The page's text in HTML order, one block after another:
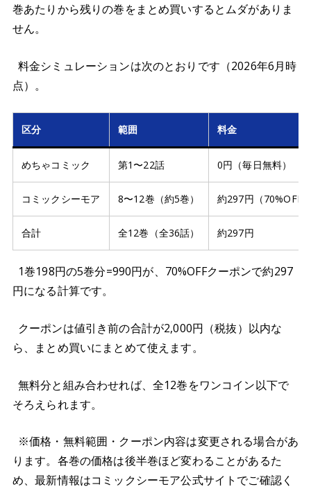
巻あたりから残りの巻をまとめ買いするとムダがありま
せん。
料金シミュレーションは次のとおりです（2026年6月時
点）。
区分 範囲 料金
めちゃコミック 第1〜22話 0円（毎日無料）
コミックシーモア 8〜12巻（約5巻） 約297円（70%OFF
合計 全12巻（全36話） 約297円
1巻198円の5巻分=990円が、70%OFFクーポンで約297
円になる計算です。
クーポンは値引き前の合計が2,000円（税抜）以内な
ら、まとめ買いにまとめて使えます。
無料分と組み合わせれば、全12巻をワンコイン以下で
そろえられます。
※価格・無料範囲・クーポン内容は変更される場合があ
ります。各巻の価格は後半巻ほど変わることがあるた
め、最新情報はコミックシーモア公式サイトでご確認く